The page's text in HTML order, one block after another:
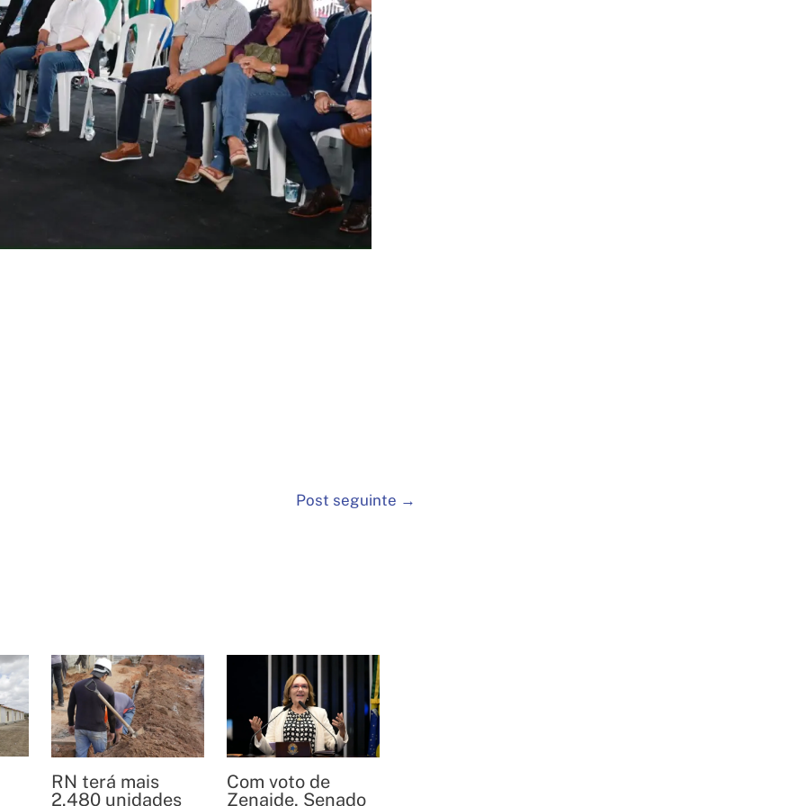
Post seguinte →
RN terá mais
2.480 unidades
Com voto de
Zenaide, Senado